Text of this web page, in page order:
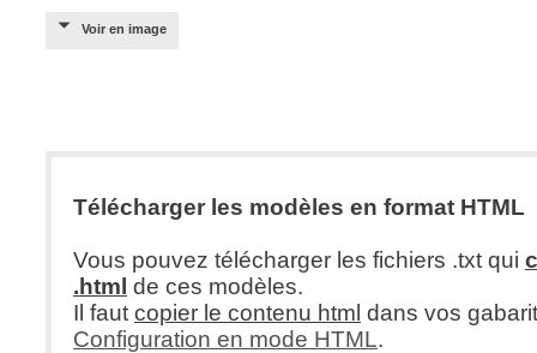
Voir en image
Télécharger les modèles en format HTML
Vous pouvez télécharger les fichiers .txt qui
.html de ces modèles.
Il faut copier le contenu html dans vos
Configuration en mode HTML.